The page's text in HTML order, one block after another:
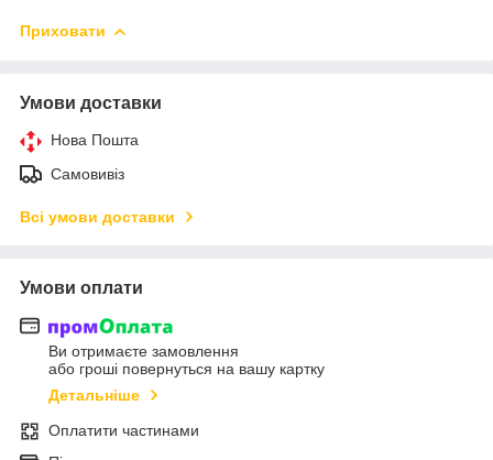
Приховати
Умови доставки
Нова Пошта
Самовивіз
Всі умови доставки
Умови оплати
Ви отримаєте замовлення
або гроші повернуться на вашу картку
Детальніше
Оплатити частинами